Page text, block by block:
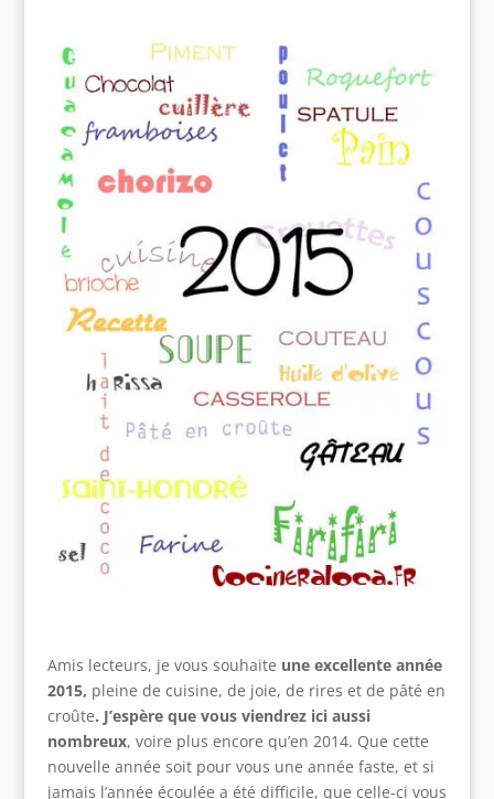
Amis lecteurs, je vous souhaite une excellente année
2015, pleine de cuisine, de joie, de rires et de pâté en
croûte. J’espère que vous viendrez ici aussi
nombreux, voire plus encore qu’en 2014. Que cette
nouvelle année soit pour vous une année faste, et si
jamais l’année écoulée a été difficile, que celle-ci vous